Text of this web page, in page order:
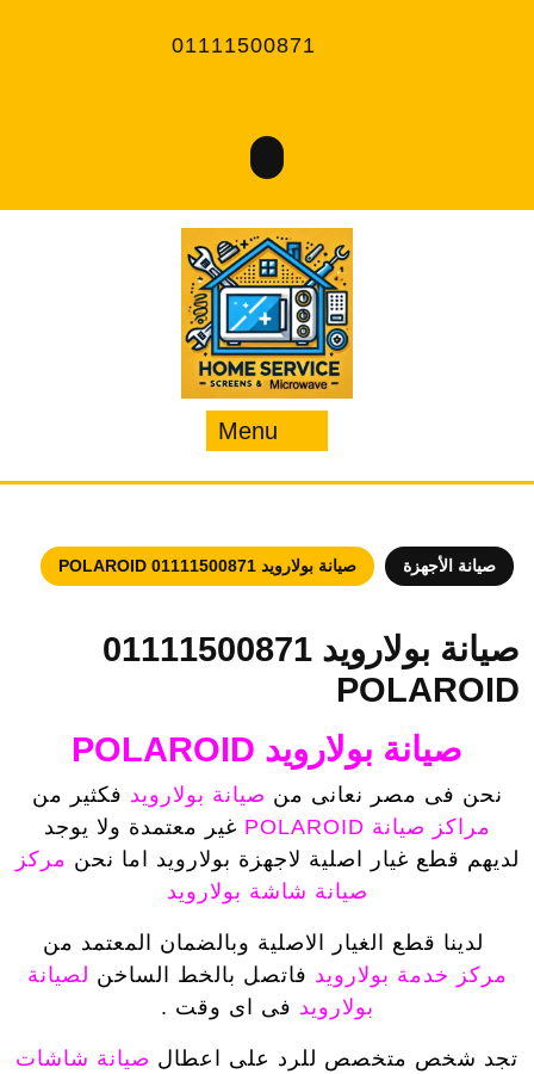
01111500871
Menu
صيانة الأجهزة صيانة بولارويد 01111500871 POLAROID
صيانة بولارويد 01111500871
POLAROID
صيانة بولارويد POLAROID
نحن فى مصر نعانى من صيانة بولارويد فكثير من
مراكز صيانة POLAROID
غير معتمدة ولا يوجد
لديهم قطع غيار اصلية لاجهزة بولارويد اما نحن مركز
صيانة شاشة بولارويد
لدينا قطع الغيار الاصلية وبالضمان المعتمد من
مركز خدمة بولارويد فاتصل بالخط الساخن لصيانة
بولارويد فى اى وقت .
تجد شخص متخصص للرد على اعطال صيانة شاشات